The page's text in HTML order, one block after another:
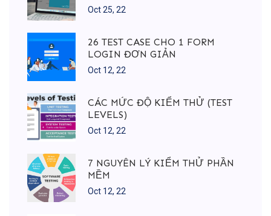
Oct 25, 22
26 TEST CASE CHO 1 FORM
LOGIN ĐƠN GIẢN
Oct 12, 22
CÁC MỨC ĐỘ KIỂM THỬ (TEST
LEVELS)
Oct 12, 22
7 NGUYÊN LÝ KIỂM THỬ PHẦN
MỀM
Oct 12, 22